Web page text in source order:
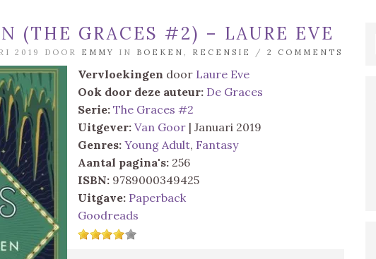
(THE GRACES #2) – LAURE EVE
2019 DOOR EMMY IN BOEKEN , RECENSIE / 2 COMMENTS
Vervloekingen door Laure Eve
Ook door deze auteur: De Graces
Serie: The Graces #2
Uitgever: Van Goor | Januari 2019
Genres: Young Adult, Fantasy
Aantal pagina's: 256
ISBN: 9789000349425
Uitgave: Paperback
Goodreads